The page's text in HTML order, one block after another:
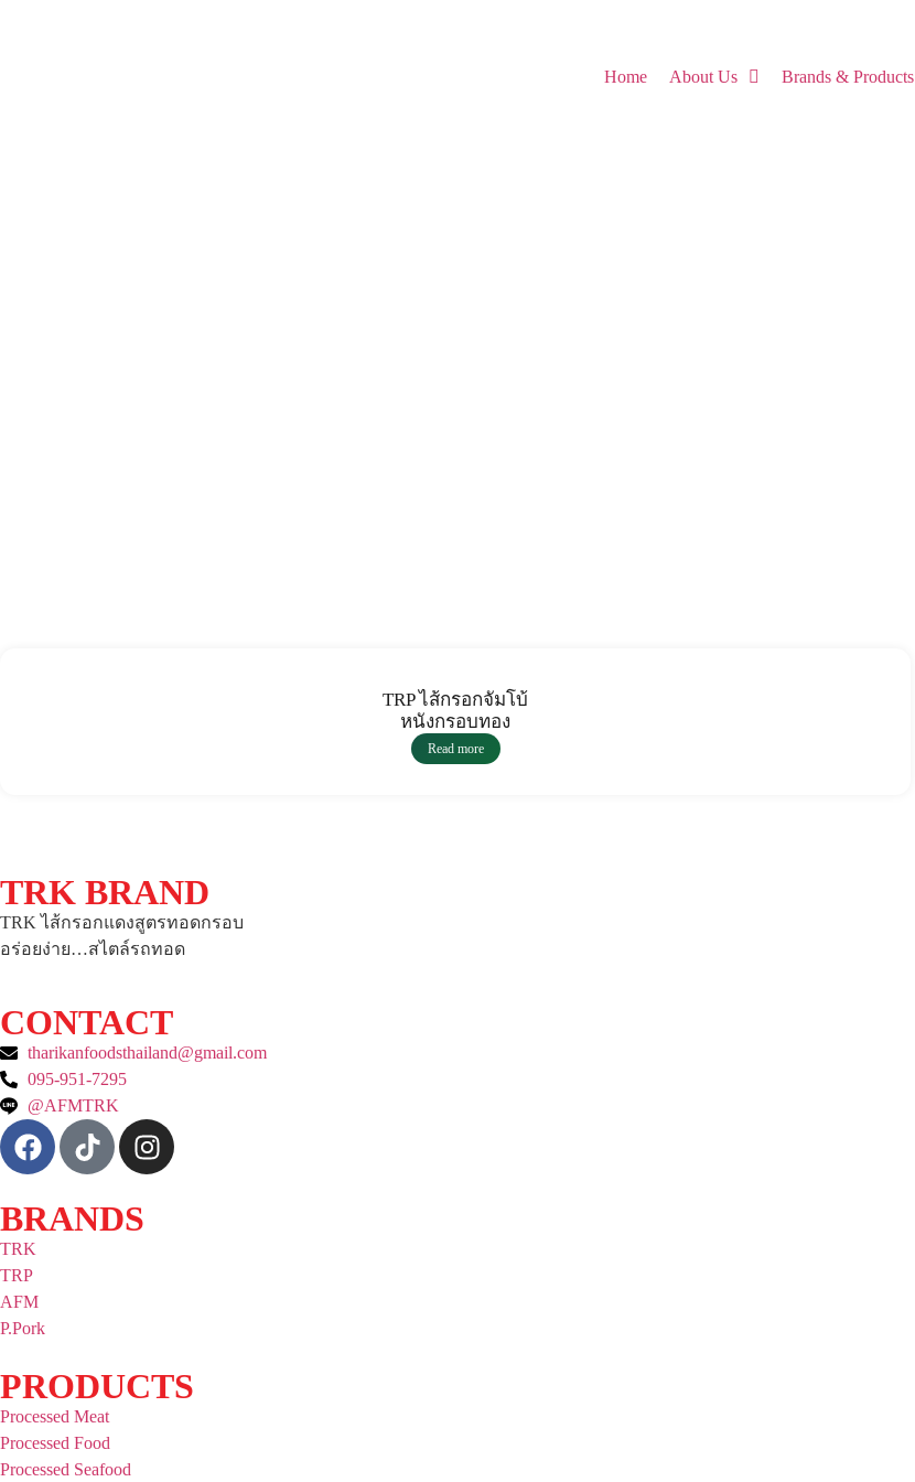
Home About Us Brands & Products
TRP ไส้กรอกจัมโบ้
หนังกรอบทอง
Read more
TRK BRAND
TRK ไส้กรอกแดงสูตรทอดกรอบ
อร่อยง่าย…สไตล์รถทอด
CONTACT
tharikanfoodsthailand@gmail.com
095-951-7295
@AFMTRK
BRANDS
TRK
TRP
AFM
P.Pork
PRODUCTS
Processed Meat
Processed Food
Processed Seafood